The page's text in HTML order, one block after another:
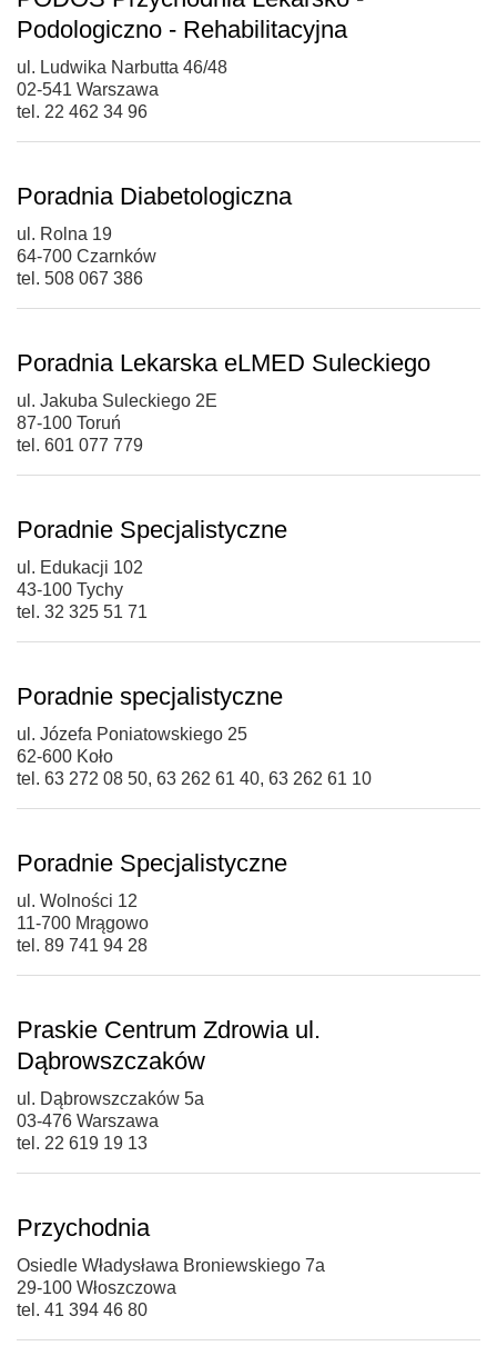
Podologiczno - Rehabilitacyjna
ul. Ludwika Narbutta 46/48
02-541 Warszawa
tel. 22 462 34 96
Poradnia Diabetologiczna
ul. Rolna 19
64-700 Czarnków
tel. 508 067 386
Poradnia Lekarska eLMED Suleckiego
ul. Jakuba Suleckiego 2E
87-100 Toruń
tel. 601 077 779
Poradnie Specjalistyczne
ul. Edukacji 102
43-100 Tychy
tel. 32 325 51 71
Poradnie specjalistyczne
ul. Józefa Poniatowskiego 25
62-600 Koło
tel. 63 272 08 50, 63 262 61 40, 63 262 61 10
Poradnie Specjalistyczne
ul. Wolności 12
11-700 Mrągowo
tel. 89 741 94 28
Praskie Centrum Zdrowia ul.
Dąbrowszczaków
ul. Dąbrowszczaków 5a
03-476 Warszawa
tel. 22 619 19 13
Przychodnia
Osiedle Władysława Broniewskiego 7a
29-100 Włoszczowa
tel. 41 394 46 80